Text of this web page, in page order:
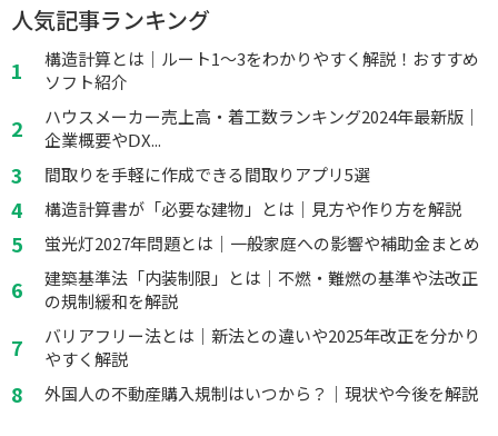
人気記事ランキング
構造計算とは｜ルート1～3をわかりやすく解説！おすすめ
ソフト紹介
ハウスメーカー売上高・着工数ランキング2024年最新版｜
企業概要やⅮX...
間取りを手軽に作成できる間取りアプリ5選
構造計算書が「必要な建物」とは｜見方や作り方を解説
蛍光灯2027年問題とは｜一般家庭への影響や補助金まとめ
建築基準法「内装制限」とは｜不燃・難燃の基準や法改正
の規制緩和を解説
バリアフリー法とは｜新法との違いや2025年改正を分かり
やすく解説
外国人の不動産購入規制はいつから？｜現状や今後を解説